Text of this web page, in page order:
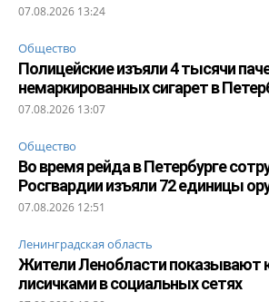
07.08.2026 13:24
Общество
Полицейские изъяли 4 тысячи
немаркированных сигарет в
07.08.2026 13:07
Общество
Во время рейда в Петербурге
Росгвардии изъяли 72 единицы
07.08.2026 12:51
Ленинградская область
Жители Ленобласти показывают
лисичками в социальных сетях